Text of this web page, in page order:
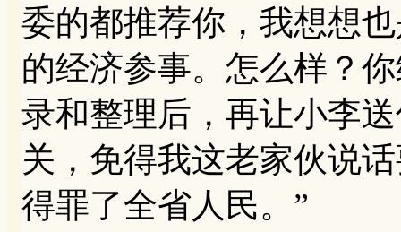
委的都推荐你，我想想
的经济参事。怎么样？
录和整理后，再让小李
关，免得我这老家伙说
得罪了全省人民。”